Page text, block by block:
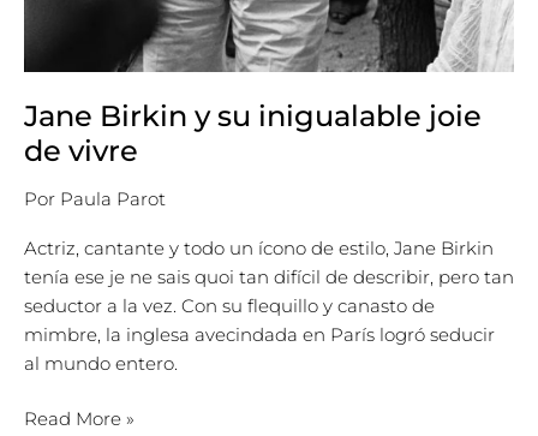
Jane Birkin y su inigualable joie
de vivre
Por Paula Parot
Actriz, cantante y todo un ícono de estilo, Jane Birkin
tenía ese je ne sais quoi tan difícil de describir, pero tan
seductor a la vez. Con su flequillo y canasto de
mimbre, la inglesa avecindada en París logró seducir
al mundo entero.
Read More »